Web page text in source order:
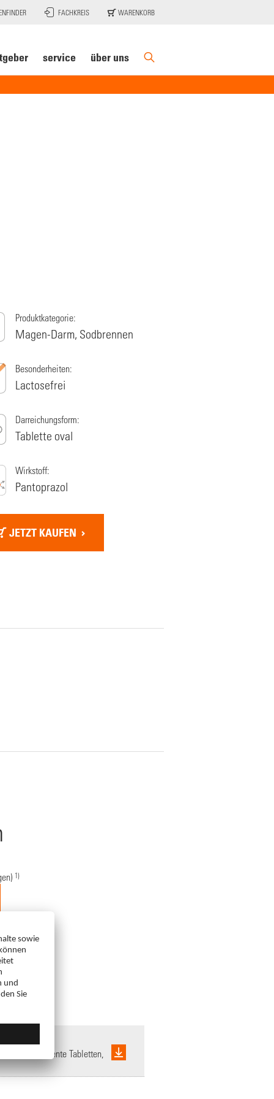
FACHKREIS WARENKORB
service über uns
Produktkategorie:
Magen-Darm, Sodbrennen
Besonderheiten:
Lactosefrei
Darreichungsform:
Tablette oval
Wirkstoff:
Pantoprazol
JETZT KAUFEN
1)
Tabletten,